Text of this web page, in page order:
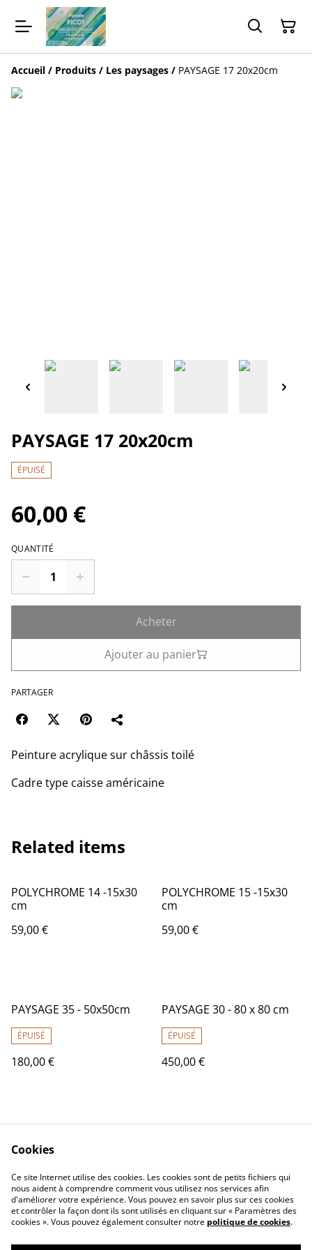
Accueil / Produits / Les paysages / PAYSAGE 17 20x20cm
PAYSAGE 17 20x20cm
ÉPUISÉ
60,00 €
QUANTITÉ
Acheter
Ajouter au panier
PARTAGER
Peinture acrylique sur châssis toilé
Cadre type caisse américaine
Related items
POLYCHROME 14 -15x30
cm
59,00 €
POLYCHROME 15 -15x30
cm
59,00 €
PAYSAGE 35 - 50x50cm
ÉPUISÉ
180,00 €
PAYSAGE 30 - 80 x 80 cm
ÉPUISÉ
450,00 €
Contactez-nous
Conditions
Politique de
confidentialité
Politique de cookies
Cookies
Ce site Internet utilise des cookies. Les cookies sont de petits fichiers qui
nous aident à comprendre comment vous utilisez nos services afin
d'améliorer votre expérience. Vous pouvez en savoir plus sur ces cookies
et contrôler la façon dont ils sont utilisés en cliquant sur « Paramètres des
cookies ». Vous pouvez également consulter notre politique de cookies.